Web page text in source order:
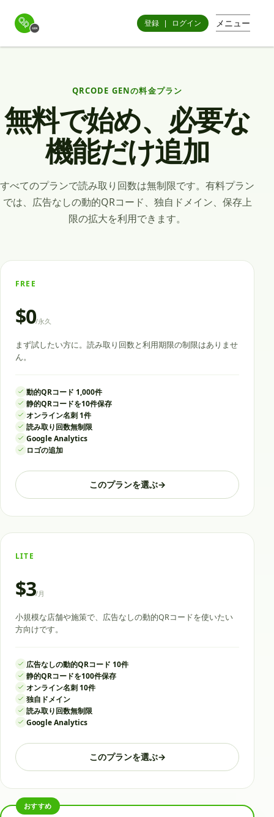
登録 ログイン メニュー
QRCODE GENの料金プラン
無料で始め、必要な
機能だけ追加
すべてのプランで読み取り回数は無制限です。有料プラン
では、広告なしの動的QRコード、独自ドメイン、保存上
限の拡大を利用できます。
FREE
$0/永久
まず試したい方に。読み取り回数と利用期限の制限はありませ
ん。
動的QRコード 1,000件
静的QRコードを10件保存
オンライン名刺 1件
読み取り回数無制限
Google Analytics
ロゴの追加
このプランを選ぶ→
LITE
$3/月
小規模な店舗や施策で、広告なしの動的QRコードを使いたい
方向けです。
広告なしの動的QRコード 10件
静的QRコードを100件保存
オンライン名刺 10件
独自ドメイン
読み取り回数無制限
Google Analytics
このプランを選ぶ→
おすすめ